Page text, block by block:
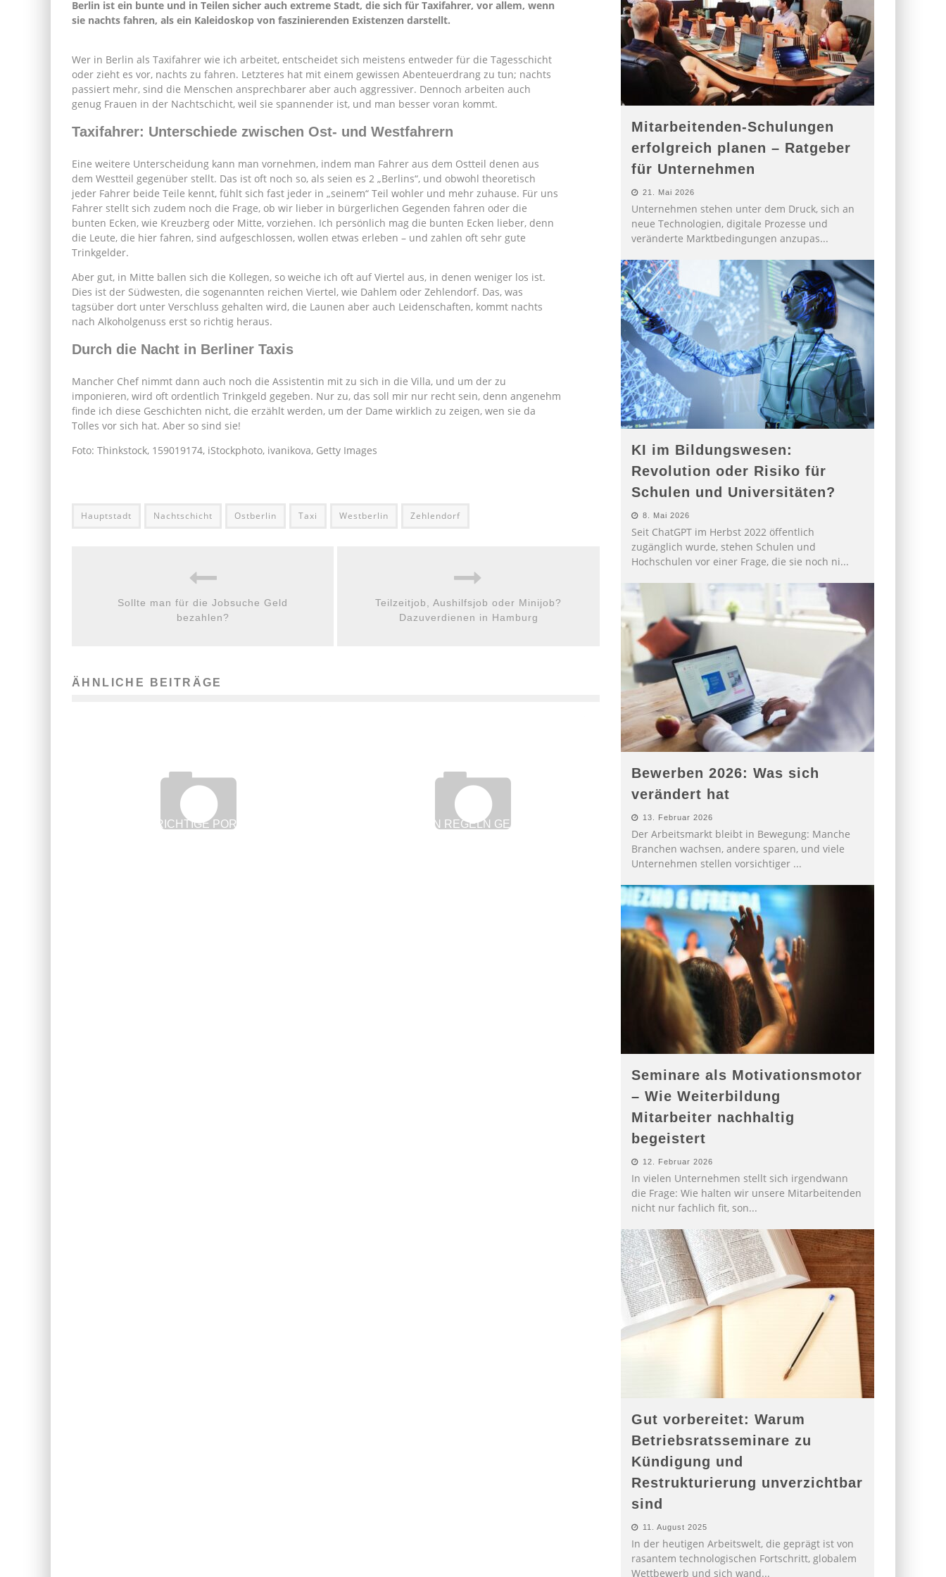
Berlin ist ein bunte und in Teilen sicher auch extreme Stadt, die sich für Taxifahrer, vor allem, wenn
sie nachts fahren, als ein Kaleidoskop von faszinierenden Existenzen darstellt.
Wer in Berlin als Taxifahrer wie ich arbeitet, entscheidet sich meistens entweder für die Tagesschicht
oder zieht es vor, nachts zu fahren. Letzteres hat mit einem gewissen Abenteuerdrang zu tun; nachts
passiert mehr, sind die Menschen ansprechbarer aber auch aggressiver. Dennoch arbeiten auch
genug Frauen in der Nachtschicht, weil sie spannender ist, und man besser voran kommt.
Taxifahrer: Unterschiede zwischen Ost- und Westfahrern
Eine weitere Unterscheidung kann man vornehmen, indem man Fahrer aus dem Ostteil denen aus
dem Westteil gegenüber stellt. Das ist oft noch so, als seien es 2 „Berlins“, und obwohl theoretisch
jeder Fahrer beide Teile kennt, fühlt sich fast jeder in „seinem“ Teil wohler und mehr zuhause. Für uns
Fahrer stellt sich zudem noch die Frage, ob wir lieber in bürgerlichen Gegenden fahren oder die
bunten Ecken, wie Kreuzberg oder Mitte, vorziehen. Ich persönlich mag die bunten Ecken lieber, denn
die Leute, die hier fahren, sind aufgeschlossen, wollen etwas erleben – und zahlen oft sehr gute
Trinkgelder.
Aber gut, in Mitte ballen sich die Kollegen, so weiche ich oft auf Viertel aus, in denen weniger los ist.
Dies ist der Südwesten, die sogenannten reichen Viertel, wie Dahlem oder Zehlendorf. Das, was
tagsüber dort unter Verschluss gehalten wird, die Launen aber auch Leidenschaften, kommt nachts
nach Alkoholgenuss erst so richtig heraus.
Durch die Nacht in Berliner Taxis
Mancher Chef nimmt dann auch noch die Assistentin mit zu sich in die Villa, und um der zu
imponieren, wird oft ordentlich Trinkgeld gegeben. Nur zu, das soll mir nur recht sein, denn angenehm
finde ich diese Geschichten nicht, die erzählt werden, um der Dame wirklich zu zeigen, wen sie da
Tolles vor sich hat. Aber so sind sie!
Foto: Thinkstock, 159019174, iStockphoto, ivanikova, Getty Images
Hauptstadt Nachtschicht Ostberlin Taxi Westberlin Zehlendorf
Sollte man für die Jobsuche Geld
bezahlen?
Teilzeitjob, Aushilfsjob oder Minijob?
Dazuverdienen in Hamburg
ÄHNLICHE BEITRÄGE
DIE RICHTIGE PORTION
DIESE ZEHN REGELN GELTEN FÜRS
Mitarbeitenden-Schulungen
erfolgreich planen – Ratgeber
für Unternehmen
21. Mai 2026
Unternehmen stehen unter dem Druck, sich an
neue Technologien, digitale Prozesse und
veränderte Marktbedingungen anzupas...
KI im Bildungswesen:
Revolution oder Risiko für
Schulen und Universitäten?
8. Mai 2026
Seit ChatGPT im Herbst 2022 öffentlich
zugänglich wurde, stehen Schulen und
Hochschulen vor einer Frage, die sie noch ni...
Bewerben 2026: Was sich
verändert hat
13. Februar 2026
Der Arbeitsmarkt bleibt in Bewegung: Manche
Branchen wachsen, andere sparen, und viele
Unternehmen stellen vorsichtiger ...
Seminare als Motivationsmotor
– Wie Weiterbildung
Mitarbeiter nachhaltig
begeistert
12. Februar 2026
In vielen Unternehmen stellt sich irgendwann
die Frage: Wie halten wir unsere Mitarbeitenden
nicht nur fachlich fit, son...
Gut vorbereitet: Warum
Betriebsratsseminare zu
Kündigung und
Restrukturierung unverzichtbar
sind
11. August 2025
In der heutigen Arbeitswelt, die geprägt ist von
rasantem technologischen Fortschritt, globalem
Wettbewerb und sich wand...